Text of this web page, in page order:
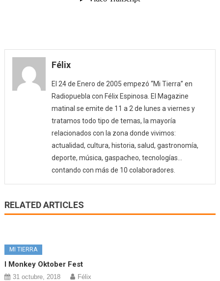
Félix
El 24 de Enero de 2005 empezó “Mi Tierra” en
Radiopuebla con Félix Espinosa. El Magazine
matinal se emite de 11 a 2 de lunes a viernes y
tratamos todo tipo de temas, la mayoría
relacionados con la zona donde vivimos:
actualidad, cultura, historia, salud, gastronomía,
deporte, música, gaspacheo, tecnologías…
contando con más de 10 colaboradores.
RELATED ARTICLES
MI TIERRA
I Monkey Oktober Fest
31 octubre, 2018 Félix